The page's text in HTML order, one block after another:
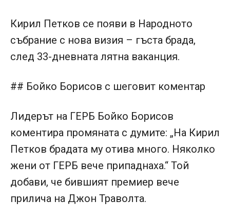
Кирил Петков се появи в Народното
събрание с нова визия – гъста брада,
след 33-дневната лятна ваканция.
## Бойко Борисов с шеговит коментар
Лидерът на ГЕРБ Бойко Борисов
коментира промяната с думите: „На Кирил
Петков брадата му отива много. Няколко
жени от ГЕРБ вече припаднаха.“ Той
добави, че бившият премиер вече
прилича на Джон Траволта.